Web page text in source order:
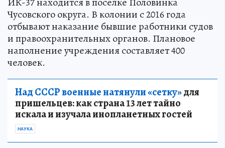
Чусовского округа. В колонии с 2016 года
отбывают наказание бывшие работники судов
и правоохранительных органов. Плановое
наполнение учреждения составляет 400
человек.
Над СССР военные натянули «сетку»для
пришельцев: как страна 13 лет тайно
искала и изучала инопланетных гостей
НАУКА